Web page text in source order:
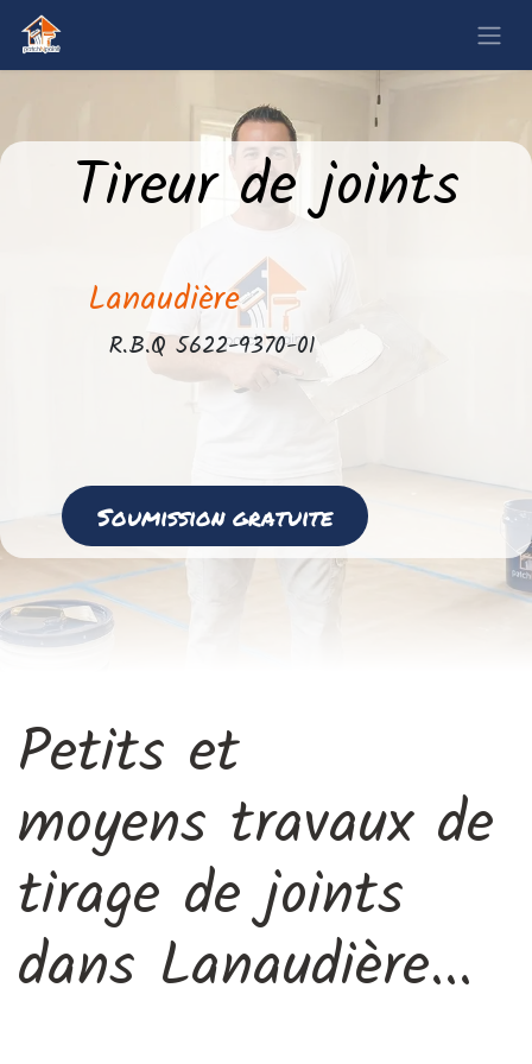
Tireur de joints
Lanaudière
​R.B.Q 5622-9370-01
Soumission gratuite​​
Petits et
moyens travaux de
tirage de joints
dans Lanaudière...